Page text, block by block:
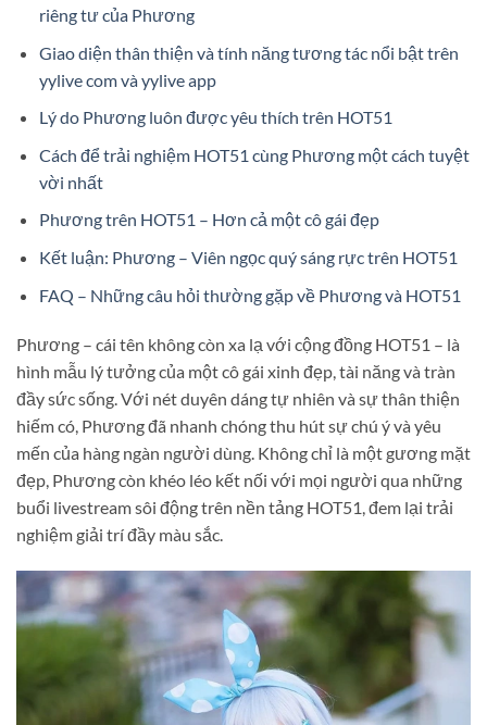
riêng tư của Phương
Giao diện thân thiện và tính năng tương tác nổi bật trên
yylive com và yylive app
Lý do Phương luôn được yêu thích trên HOT51
Cách để trải nghiệm HOT51 cùng Phương một cách tuyệt
vời nhất
Phương trên HOT51 – Hơn cả một cô gái đẹp
Kết luận: Phương – Viên ngọc quý sáng rực trên HOT51
FAQ – Những câu hỏi thường gặp về Phương và HOT51
Phương – cái tên không còn xa lạ với cộng đồng HOT51 – là
hình mẫu lý tưởng của một cô gái xinh đẹp, tài năng và tràn
đầy sức sống. Với nét duyên dáng tự nhiên và sự thân thiện
hiếm có, Phương đã nhanh chóng thu hút sự chú ý và yêu
mến của hàng ngàn người dùng. Không chỉ là một gương mặt
đẹp, Phương còn khéo léo kết nối với mọi người qua những
buổi livestream sôi động trên nền tảng HOT51, đem lại trải
nghiệm giải trí đầy màu sắc.